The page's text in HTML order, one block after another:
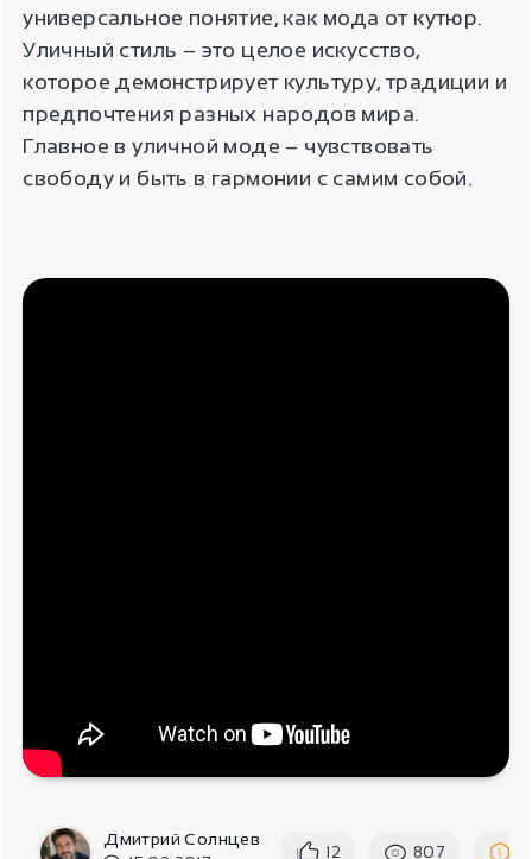
универсальное понятие, как мода от кутюр.
Уличный стиль – это целое искусство,
которое демонстрирует культуру, традиции и
предпочтения разных народов мира.
Главное в уличной моде – чувствовать
свободу и быть в гармонии с самим собой.
Дмитрий Солнцев
12 807